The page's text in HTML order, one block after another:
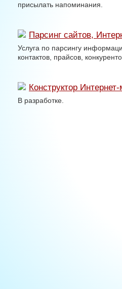
присылать напоминания.
Парсинг сайтов,
Услуга по парсингу
контактов, прайсов,
Конструктор
В разработке.